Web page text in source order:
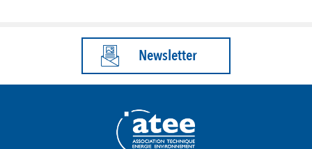
Newsletter